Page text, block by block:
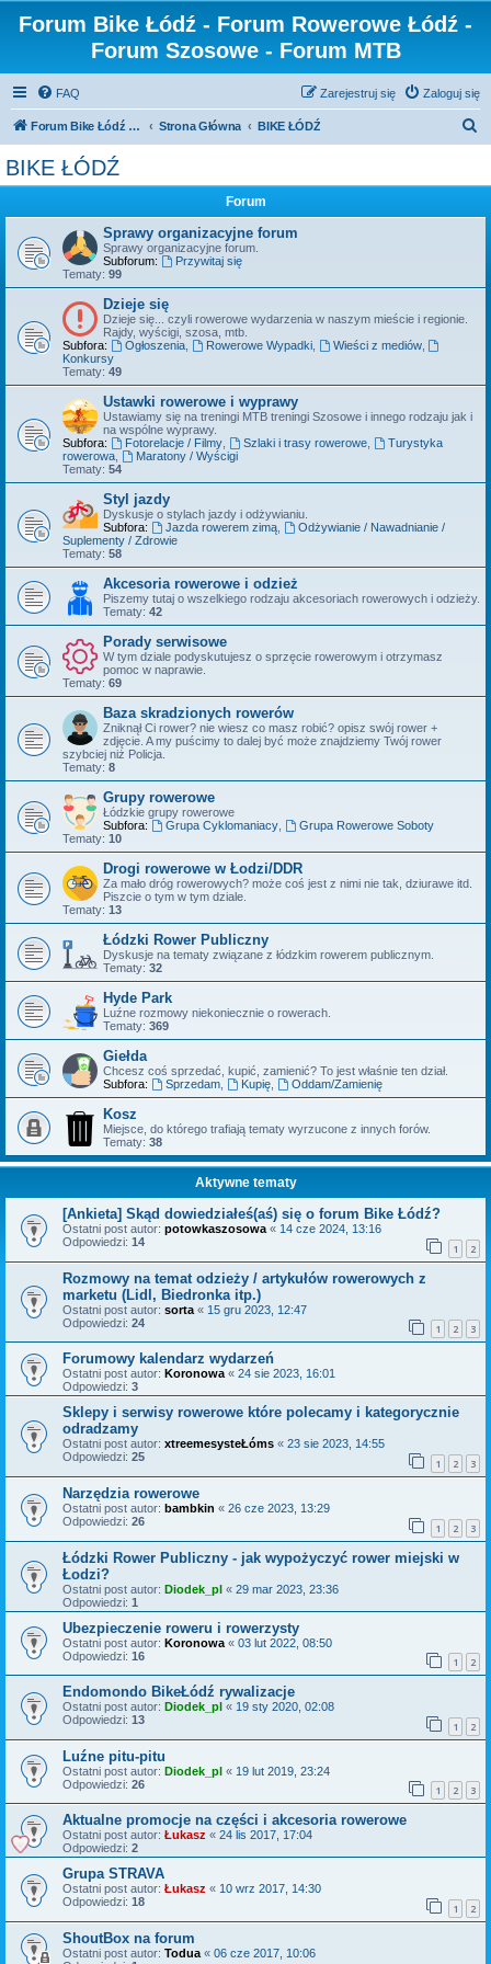
Forum Bike Łódź - Forum Rowerowe Łódź -
Forum Szosowe - Forum MTB
FAQ Zaloguj się
Zarejestruj się
Forum Bike Łódź - Forum Rowerowe Łódź - Forum Szosowe - Forum MTB Strona Główna BIKE ŁÓDŹ
BIKE ŁÓDŹ
Forum
Sprawy organizacyjne forum
Sprawy organizacyjne forum.
Subforum:
Przywitaj się
Tematy: 99
Dzieje się
Dzieje się... czyli rowerowe wydarzenia w naszym mieście i regionie.
Rajdy, wyścigi, szosa, mtb.
Subfora:
Ogłoszenia, Rowerowe Wypadki, Wieści z mediów,
Konkursy
Tematy: 49
Ustawki rowerowe i wyprawy
Ustawiamy się na treningi MTB treningi Szosowe i innego rodzaju jak i
na wspólne wyprawy.
Subfora:
Fotorelacje / Filmy, Szlaki i trasy rowerowe,
Turystyka
rowerowa
Maratony / Wyścigi
Tematy: 54
Styl jazdy
Dyskusje o stylach jazdy i odżywianiu.
Subfora:
Jazda rowerem zimą,
Odżywianie / Nawadnianie /
Suplementy / Zdrowie
Tematy: 58
Akcesoria rowerowe i odzież
Piszemy tutaj o wszelkiego rodzaju akcesoriach rowerowych i odzieży.
Tematy: 42
Porady serwisowe
W tym dziale podyskutujesz o sprzęcie rowerowym i otrzymasz
pomoc w naprawie.
Tematy: 69
Baza skradzionych rowerów
Zniknął Ci rower? nie wiesz co masz robić? opisz swój rower +
zdjęcie. A my puścimy to dalej być może znajdziemy Twój rower
szybciej niż Policja.
Tematy: 8
Grupy rowerowe
Łódzkie grupy rowerowe
Subfora:
Grupa Cyklomaniacy,
Grupa Rowerowe Soboty
Tematy: 10
Drogi rowerowe w Łodzi/DDR
Za mało dróg rowerowych? może coś jest z nimi nie tak, dziurawe itd.
Piszcie o tym w tym dziale.
Tematy: 13
Łódzki Rower Publiczny
Dyskusje na tematy związane z łódzkim rowerem publicznym.
Tematy: 32
Hyde Park
Luźne rozmowy niekoniecznie o rowerach.
Tematy: 369
Giełda
Chcesz coś sprzedać, kupić, zamienić? To jest właśnie ten dział.
Subfora:
Sprzedam, Kupię, Oddam/Zamienię
Kosz
Miejsce, do którego trafiają tematy wyrzucone z innych forów.
Tematy: 38
Aktywne tematy
[Ankieta] Skąd dowiedziałeś(aś) się o forum Bike Łódź?
Ostatni post autor: potowkaszosowa « 14 cze 2024, 13:16
Odpowiedzi: 14 1 2
Rozmowy na temat odzieży / artykułów rowerowych z
marketu (Lidl, Biedronka itp.)
Ostatni post autor: sorta « 15 gru 2023, 12:47
Odpowiedzi: 24 1 2 3
Forumowy kalendarz wydarzeń
Ostatni post autor: Koronowa « 24 sie 2023, 16:01
Odpowiedzi: 3
Sklepy i serwisy rowerowe które polecamy i kategorycznie
odradzamy
Ostatni post autor: xtreemesysteŁóms « 23 sie 2023, 14:55
Odpowiedzi: 25 1 2 3
Narzędzia rowerowe
Ostatni post autor: bambkin « 26 cze 2023, 13:29
Odpowiedzi: 26 1 2 3
Łódzki Rower Publiczny - jak wypożyczyć rower miejski w
Łodzi?
Ostatni post autor: Diodek_pl « 29 mar 2023, 23:36
Odpowiedzi: 1
Ubezpieczenie roweru i rowerzysty
Ostatni post autor: Koronowa « 03 lut 2022, 08:50
Odpowiedzi: 16 1 2
Endomondo BikeŁódź rywalizacje
Ostatni post autor: Diodek_pl « 19 sty 2020, 02:08
Odpowiedzi: 13 1 2
Luźne pitu-pitu
Ostatni post autor: Diodek_pl « 19 lut 2019, 23:24
Odpowiedzi: 26 1 2 3
Aktualne promocje na części i akcesoria rowerowe
Ostatni post autor: Łukasz « 24 lis 2017, 17:04
Odpowiedzi: 2
Grupa STRAVA
Ostatni post autor: Łukasz « 10 wrz 2017, 14:30
Odpowiedzi: 18 1 2
ShoutBox na forum
Ostatni post autor: Todua « 06 cze 2017, 10:06